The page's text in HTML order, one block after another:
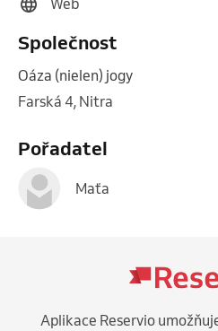
Společnost
Oáza (nielen) jogy
Farská 4, Nitra
Pořadatel
Maťa
Aplikace Reservio